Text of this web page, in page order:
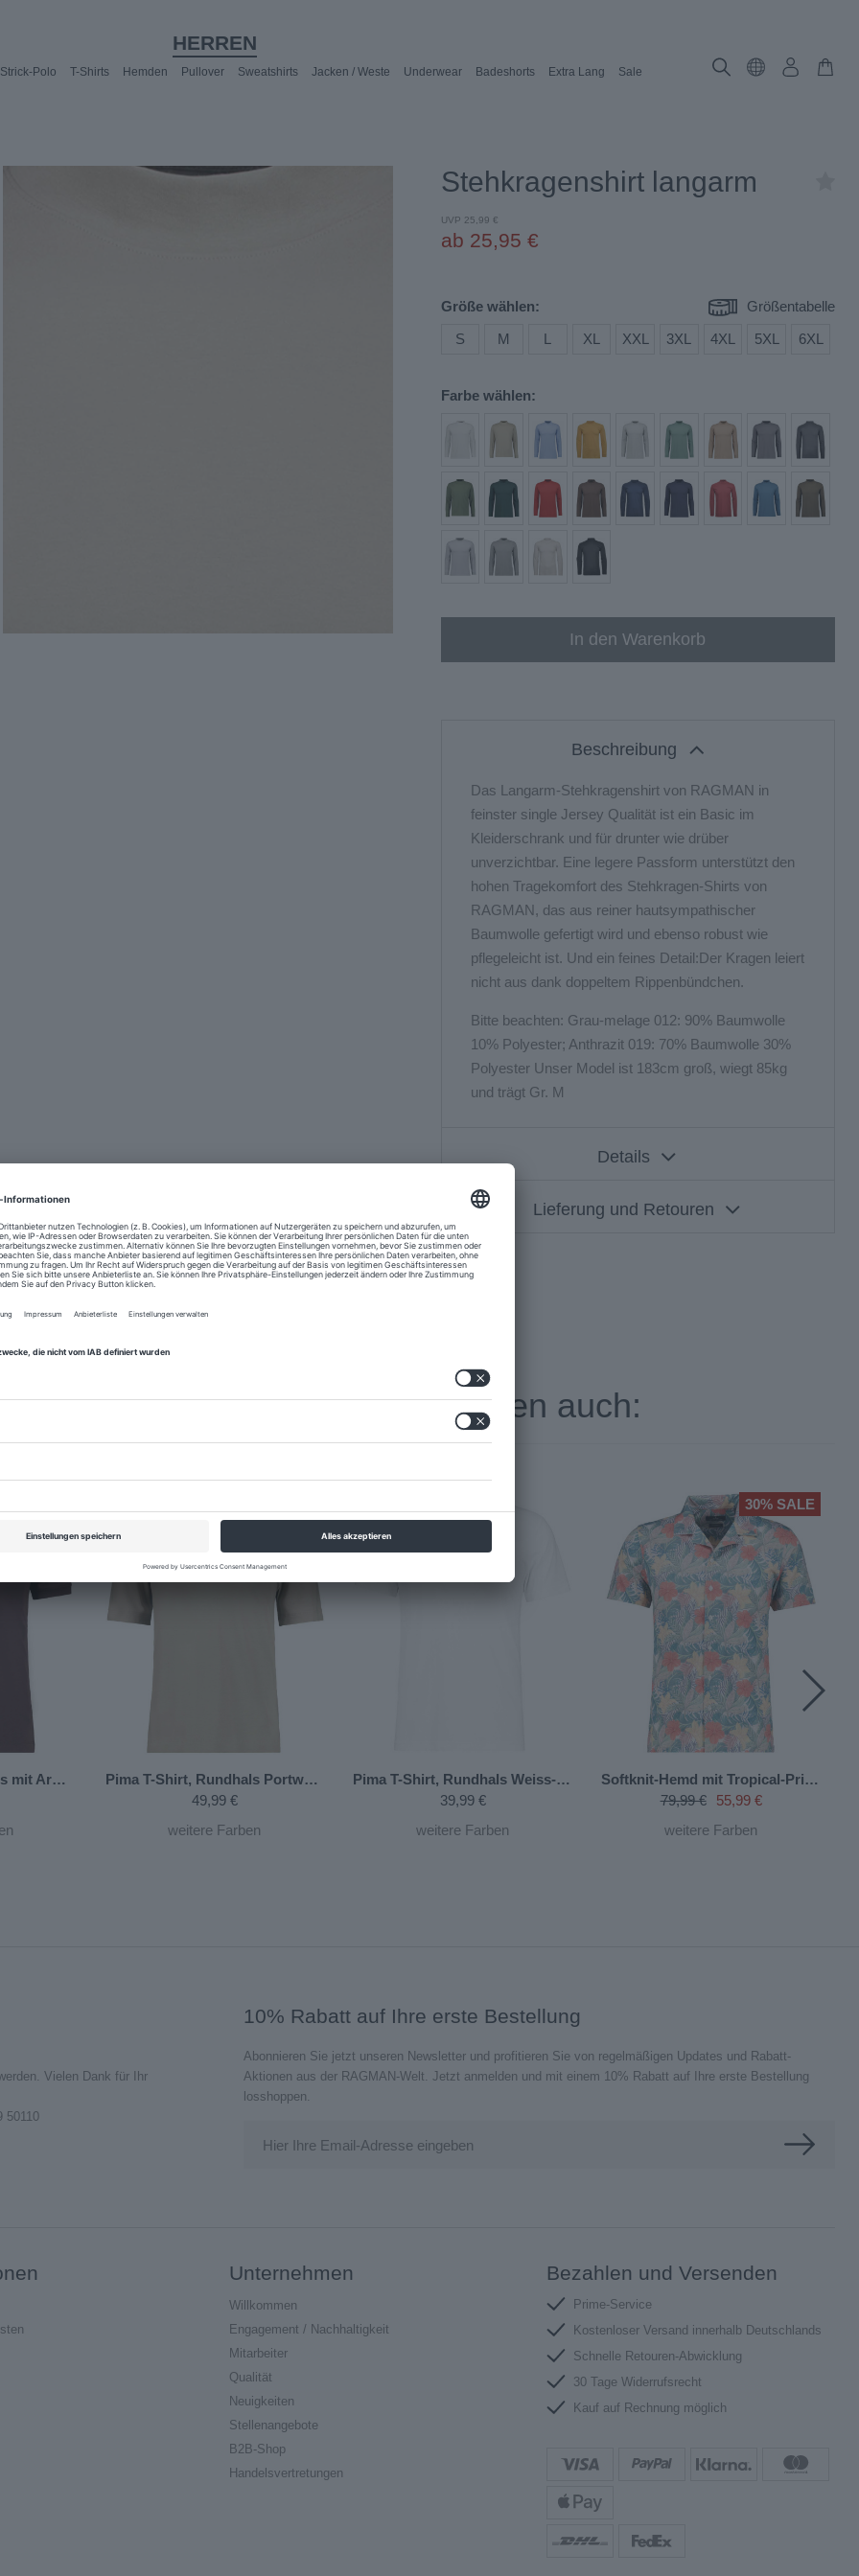
HERREN
Strick-Polo T-Shirts Hemden Pullover Sweatshirts Jacken / Weste Underwear Badeshorts Extra Lang Sale
Stehkragenshirt langarm
UVP 25,99 €
ab 25,95 €
Größe wählen:
Größentabelle
S
M L XL XXL 3XL 4XL 5XL 6XL
Farbe wählen:
In den Warenkorb
Beschreibung
Das Langarm-Stehkragenshirt von RAGMAN in
feinster single Jersey Qualität ist ein Basic im
Kleiderschrank und für drunter wie drüber
unverzichtbar. Eine legere Passform unterstützt den
hohen Tragekomfort des Stehkragen-Shirts von
RAGMAN, das aus reiner hautsympathischer
Baumwolle gefertigt wird und ebenso robust wie
pflegeleicht ist. Und ein feines Detail:Der Kragen leiert
nicht aus dank doppeltem Rippenbündchen.
Bitte beachten: Grau-melage 012: 90% Baumwolle
10% Polyester; Anthrazit 019: 70% Baumwolle 30%
Polyester Unser Model ist 183cm groß, wiegt 85kg
und trägt Gr. M
Details
400160
Mit Bündchen
Gerader Schnitt
Fair Trade Peru
Lieferung und Retouren
Artikel gekauft haben, kauften auch:
Pima T-Shirt Rundhals mit Armbündchen
Braun-864
Pima T-Shirt, Rundhals Portwein-696
49,99 €
weitere Farben
Pima T-Shirt, RundhalsWeiss-006
39,99 €
weitere Farben
30%SALE
Softknit-Hemd mit Tropical-Print, kurzarm
79,99 €
55,99 €
weitere Farben
Vielen Dank für Ihr
50110
10% Rabatt auf Ihre erste Bestellung
Abonnieren Sie jetzt unseren Newsletter und profitieren Sie von regelmäßigen Updates und Rabatt-
Aktionen aus der RAGMAN-Welt. Jetzt anmelden und mit einem 10% Rabatt auf Ihre erste Bestellung
losshoppen.
Hier Ihre Email-Adresse eingeben
Unternehmen
Willkommen
Engagement / Nachhaltigkeit
Mitarbeiter
Qualität
Neuigkeiten
Stellenangebote
B2B-Shop
Handelsvertretungen
Bezahlen und Versenden
Prime-Service
Kostenloser Versand innerhalb Deutschlands
Schnelle Retouren-Abwicklung
30 Tage Widerrufsrecht
Kauf auf Rechnung möglich